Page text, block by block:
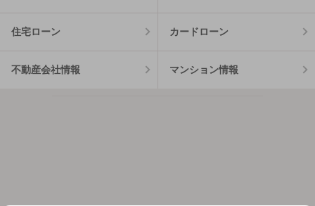
住宅ローン カードローン
不動産会社情報 マンション情報